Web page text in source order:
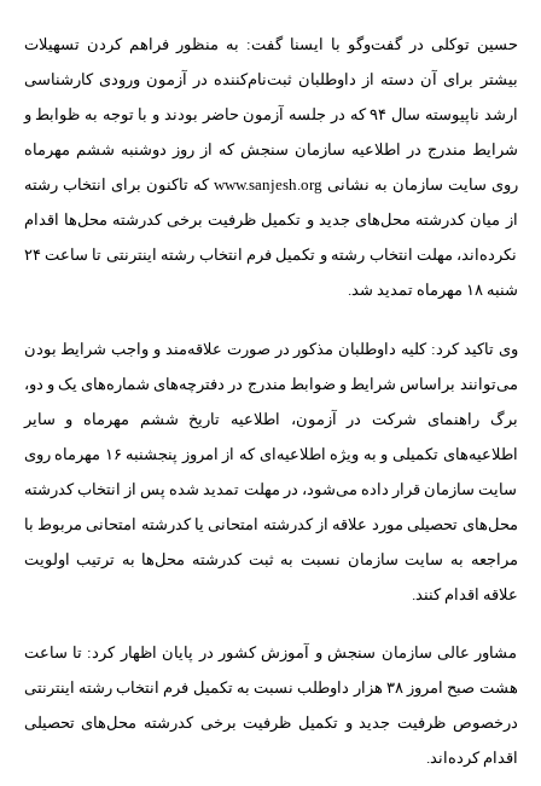
حسین توکلی در گفت‌وگو با ایسنا گفت: به منظور فراهم کردن تسهیلات
بیشتر برای آن دسته از داوطلبان ثبت‌نام‌کننده در آزمون ورودی کارشناسی
ارشد ناپیوسته سال ۹۴ که در جلسه آزمون حاضر بودند و با توجه به ظوابط و
شرایط مندرج در اطلاعیه سازمان سنجش که از روز دوشنبه ششم مهرماه
روی سایت سازمان به نشانی www.sanjesh.org که تاکنون برای انتخاب رشته
از میان کدرشته محل‌های جدید و تکمیل ظرفیت برخی کدرشته محل‌ها اقدام
نکرده‌اند، مهلت انتخاب رشته و تکمیل فرم انتخاب رشته اینترنتی تا ساعت ۲۴
شنبه ۱۸ مهرماه تمدید شد.
وی تاکید کرد: کلیه داوطلبان مذکور در صورت علاقه‌مند و واجب شرایط بودن
می‌توانند براساس شرایط و ضوابط مندرج در دفترچه‌های شماره‌های یک و دو،
برگ راهنمای شرکت در آزمون، اطلاعیه تاریخ ششم مهرماه و سایر
اطلاعیه‌های تکمیلی و به ویژه اطلاعیه‌ای که از امروز پنجشنبه ۱۶ مهرماه روی
سایت سازمان قرار داده می‌شود، در مهلت تمدید شده پس از انتخاب کدرشته
محل‌های تحصیلی مورد علاقه از کدرشته امتحانی یا کدرشته امتحانی مربوط با
مراجعه به سایت سازمان نسبت به ثبت کدرشته محل‌ها به ترتیب اولویت
علاقه اقدام کنند.
مشاور عالی سازمان سنجش و آموزش کشور در پایان اظهار کرد: تا ساعت
هشت صبح امروز ۳۸ هزار داوطلب نسبت به تکمیل فرم انتخاب رشته اینترنتی
درخصوص ظرفیت جدید و تکمیل ظرفیت برخی کدرشته محل‌های تحصیلی
اقدام کرده‌اند.